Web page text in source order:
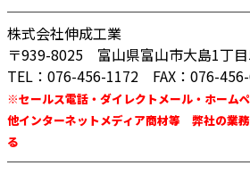
株式会社伸成工業
〒939-8025 富山県富山市大島1丁
TEL：076-456-1172 FAX：076-
※セールス電話・ダイレクトメール・ホーム
他インターネットメディア商材等 弊社の業
る